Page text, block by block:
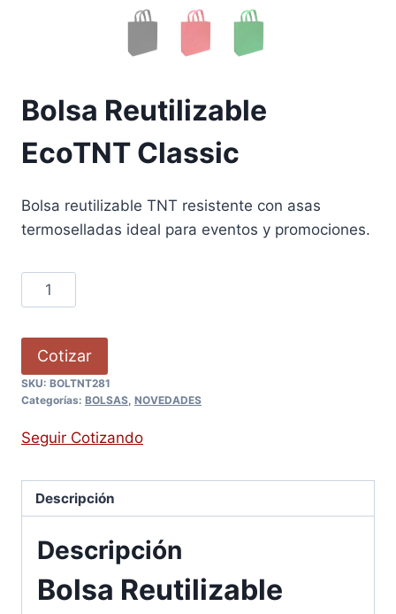
Bolsa Reutilizable
EcoTNT Classic
Bolsa reutilizable TNT resistente con asas
termoselladas ideal para eventos y promociones.
Cotizar
SKU: BOLTNT281
Categorías: BOLSAS, NOVEDADES
Seguir Cotizando
Descripción
Descripción
Bolsa Reutilizable